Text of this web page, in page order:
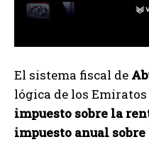
El sistema fiscal de
lógica de los
impuesto sobre la
impuesto anual